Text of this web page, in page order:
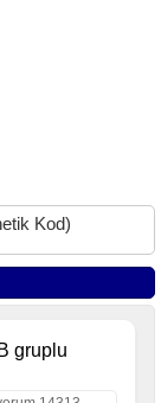
Kod)
gruplu